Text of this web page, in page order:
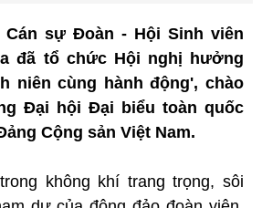
Cán sự Đoàn - Hội Sinh viên
đã tổ chức Hội nghị hưởng
niên cùng hành động', chào
Đại hội Đại biểu toàn quốc
Cộng sản Việt Nam.
không khí trang trọng, sôi